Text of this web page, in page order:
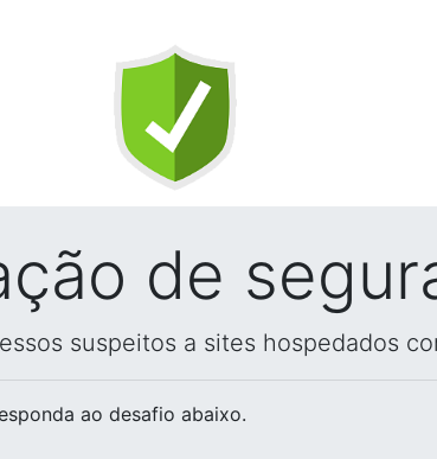
de
suspeitos a sites hospedados
ao desafio abaixo.